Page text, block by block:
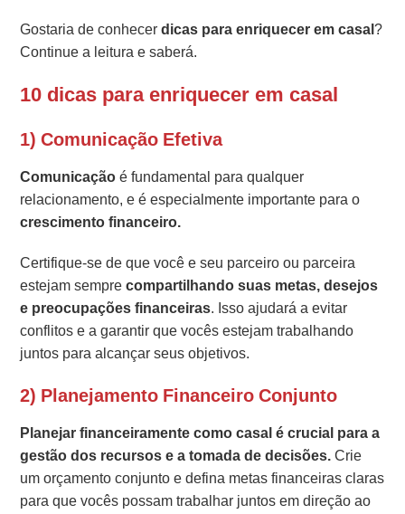
Gostaria de conhecerdicas para enriquecer em casal?
Continue a leitura e saberá.
10 dicas para enriquecer em casal
1) Comunicação Efetiva
Comunicaçãoé fundamental para qualquer
relacionamento, e é especialmente importante para o
crescimento financeiro.
Certifique-se de que você e seu parceiro ou parceira
estejam semprecompartilhando suas metas, desejos
e preocupações financeiras. Isso ajudará a evitar
conflitos e a garantir que vocês estejam trabalhando
juntos para alcançar seus objetivos.
2) Planejamento Financeiro Conjunto
Planejar financeiramente como casal é crucial para a
gestão dos recursos e a tomada de decisões.Crie
um orçamento conjunto e defina metas financeiras claras
para que vocês possam trabalhar juntos em direção ao